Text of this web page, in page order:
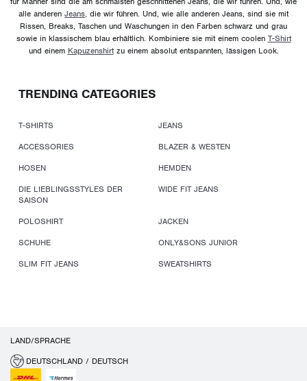
alle anderen Jeans, die wir führen. Und, wie alle anderen Jeans, sind sie mit
Rissen, Breaks, Taschen und Waschungen in den Farben schwarz und grau
sowie in klassischem blau erhältlich. Kombiniere sie mit einem coolen T-Shirt
und einem Kapuzenshirtzu einem absolut entspannten, lässigen Look.
TRENDING CATEGORIES
T-SHIRTS
JEANS
ACCESSORIES
BLAZER & WESTEN
HOSEN
HEMDEN
DIE LIEBLINGSSTYLES DER
SAISON
WIDE FIT JEANS
POLOSHIRT
JACKEN
SCHUHE
ONLY&SONS JUNIOR
SLIM FIT JEANS
SWEATSHIRTS
LAND/SPRACHE
DEUTSCHLAND / DEUTSCH